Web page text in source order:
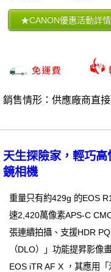
銷售情形：供應廠商直
天生探險家，輕巧
鏡相機
重量只有約429g 的EOS
速2,420萬像素APS-C
張連續拍攝、支援HDR
（DLO）」功能提昇影像
EOS iTR AF X ，其應用